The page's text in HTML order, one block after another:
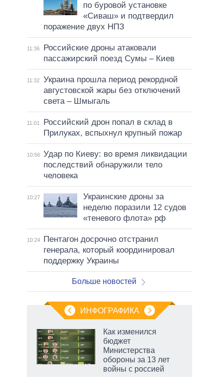
по буровой установке
«Сиваш» и подтвердил
поражение двух НПЗ
11:36
Российские дроны атаковали
пассажирский поезд Сумы – Киев
11:32
Украина прошла период рекордной
августовской жары без отключений
света – Шмыгаль
11:01
Российский дрон попал в склад в
Прилуках, вспыхнул крупный пожар
10:56 Удар по Киеву: во время ликвидации
последствий обнаружили тело
человека
10:27
Украинские дроны за
неделю поразили 12 судов
«теневого флота» рф
10:24
Пентагон досрочно отстранил
генерала, который координировал
поддержку Украины
Больше новостей
ИНФОГРАФИКА
Как изменился
бюджет
Министерства
обороны за 13 лет
войны с россией